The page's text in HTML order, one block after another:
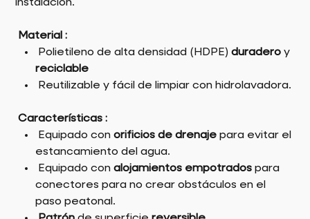
instalación.
Material :
Polietileno de alta densidad (HDPE)duradero y
reciclable
Reutilizable y fácil de limpiar con hidrolavadora.
Características :
Equipado conorificios de drenaje para evitar el
estancamiento del agua.
Equipado conalojamientos empotrados para
conectores para no crear obstáculos en el
paso peatonal.